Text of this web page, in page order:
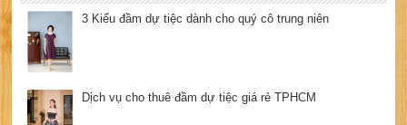
3 Kiểu đầm dự tiệc dành cho quý cô trung niên
Dịch vụ cho thuê đầm dự tiệc giá rẻ TPHCM